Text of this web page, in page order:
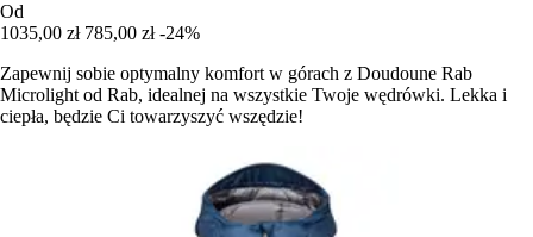
Od
1035,00 zł 785,00 zł -24%
Zapewnij sobie optymalny komfort w górach z Doudoune Rab
Microlight od Rab, idealnej na wszystkie Twoje wędrówki. Lekka i
ciepła, będzie Ci towarzyszyć wszędzie!